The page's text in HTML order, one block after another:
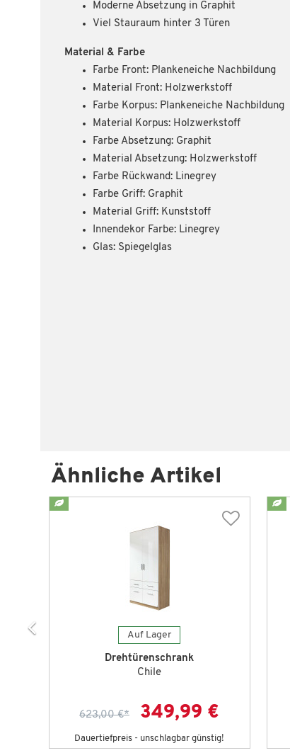
Moderne Absetzung in Graphit
Viel Stauraum hinter 3 Türen
Material & Farbe
Farbe Front: Plankeneiche Nachbildung
Material Front: Holzwerkstoff
Farbe Korpus: Plankeneiche Nachbildung
Material Korpus: Holzwerkstoff
Farbe Absetzung: Graphit
Material Absetzung: Holzwerkstoff
Farbe Rückwand: Linegrey
Farbe Griff: Graphit
Material Griff: Kunststoff
Innendekor Farbe: Linegrey
Glas: Spiegelglas
Ähnliche Artikel
Auf Lager
Drehtürenschrank
Chile
623,00 €* 349,99 €
Dauertiefpreis - unschlagbar günstig!